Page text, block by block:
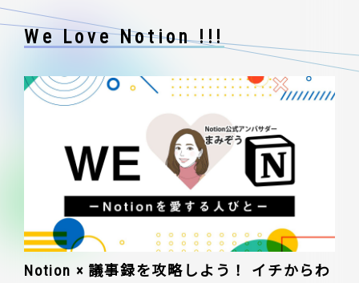
We Love Notion !!!
Notion × 議事録を攻略しよう！ イチからわ